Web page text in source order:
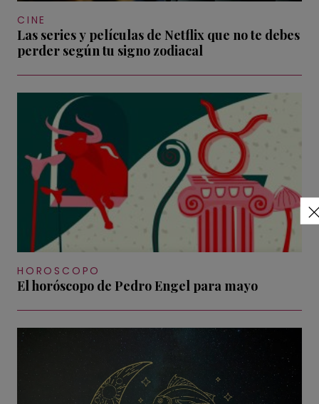
CINE
Las series y películas de Netflix que no te debes
perder según tu signo zodiacal
HOROSCOPO
El horóscopo de Pedro Engel para mayo